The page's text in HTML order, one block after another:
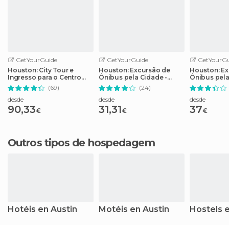
GetYourGuide
Houston: City Tour e
Ingresso para o Centro
Espacial da NASA
(69)
desde
90,33€
GetYourGuide
Houston: Excursão de
Ônibus pela Cidade -
Bilhete de 2 Dias
(24)
desde
31,31€
Houston:
Ônibus
desde
37€
Outros tipos de hospedagem
Hotéis en Austin Motéis en Austin Hostels